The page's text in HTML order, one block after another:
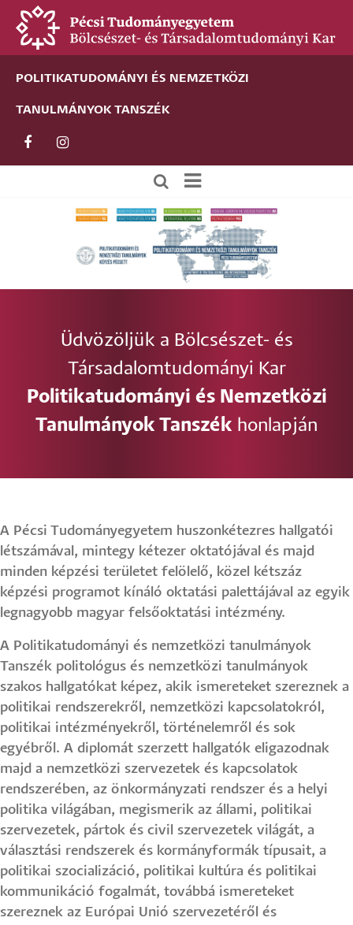
Ugrás
tartalomra
POLITIKATUDOMÁNYI ÉS NEMZETKÖZI
TANULMÁNYOK TANSZÉK
Új
alportál
menü
Üdvözöljük a Bölcsészet- és
Társadalomtudományi Kar
Politikatudományi és Nemzetközi
Tanulmányok Tanszék honlapján
A Pécsi Tudományegyetem huszonkétezres hallgatói
létszámával, mintegy kétezer oktatójával és majd
minden képzési területet felölelő, közel kétszáz
képzési programot kínáló oktatási palettájával az egyik
legnagyobb magyar felsőoktatási intézmény.
A Politikatudományi és nemzetközi tanulmányok
Tanszék politológus és nemzetközi tanulmányok
szakos hallgatókat képez, akik ismereteket szereznek a
politikai rendszerekről, nemzetközi kapcsolatokról,
politikai intézményekről, történelemről és sok
egyébről. A diplomát szerzett hallgatók eligazodnak
majd a nemzetközi szervezetek és kapcsolatok
rendszerében, az önkormányzati rendszer és a helyi
politika világában, megismerik az állami, politikai
szervezetek, pártok és civil szervezetek világát, a
választási rendszerek és kormányformák típusait, a
politikai szocializáció, politikai kultúra és politikai
kommunikáció fogalmát, továbbá ismereteket
szereznek az Európai Unió szervezetéről és